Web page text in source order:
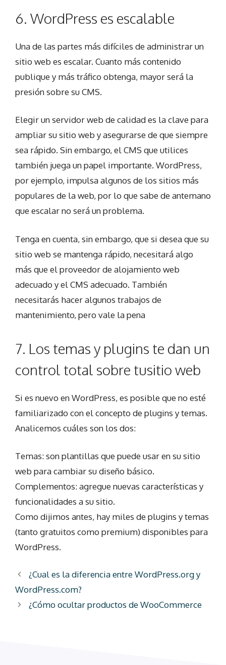
6. WordPress es escalable
Una de las partes más difíciles de administrar un
sitio web es escalar. Cuanto más contenido
publique y más tráfico obtenga, mayor será la
presión sobre su CMS.
Elegir un servidor web de calidad es la clave para
ampliar su sitio web y asegurarse de que siempre
sea rápido. Sin embargo, el CMS que utilices
también juega un papel importante. WordPress,
por ejemplo, impulsa algunos de los sitios más
populares de la web, por lo que sabe de antemano
que escalar no será un problema.
Tenga en cuenta, sin embargo, que si desea que su
sitio web se mantenga rápido, necesitará algo
más que el proveedor de alojamiento web
adecuado y el CMS adecuado. También
necesitarás hacer algunos trabajos de
mantenimiento, pero vale la pena
7. Los temas y plugins te dan un
control total sobre tusitio web
Si es nuevo en WordPress, es posible que no esté
familiarizado con el concepto de plugins y temas.
Analicemos cuáles son los dos:
Temas: son plantillas que puede usar en su sitio
web para cambiar su diseño básico.
Complementos: agregue nuevas características y
funcionalidades a su sitio.
Como dijimos antes, hay miles de plugins y temas
(tanto gratuitos como premium) disponibles para
WordPress.
¿Cual es la diferencia entre WordPress.org y
WordPress.com?
¿Cómo ocultar productos de WooCommerce